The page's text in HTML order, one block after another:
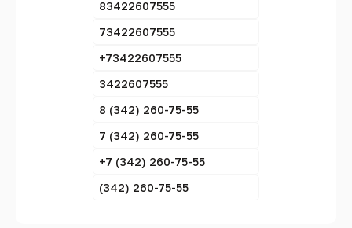
83422607555
73422607555
+73422607555
3422607555
8 (342) 260-75-55
7 (342) 260-75-55
+7 (342) 260-75-55
(342) 260-75-55